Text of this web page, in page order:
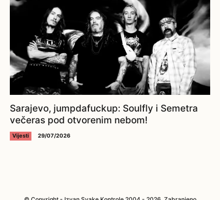
Sarajevo, jumpdafuckup: Soulfly i Semetra
večeras pod otvorenim nebom!
Vijesti 29/07/2026